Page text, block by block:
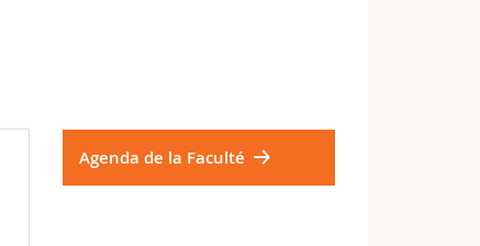
Agenda de la Faculté